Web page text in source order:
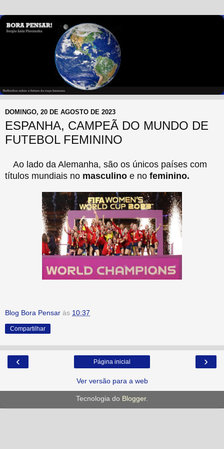
DOMINGO, 20 DE AGOSTO DE 2023
ESPANHA, CAMPEÃ DO MUNDO DE
FUTEBOL FEMININO
Ao lado da Alemanha, são os únicos países com
títulos mundiais no masculino e no feminino.
Blog Bora Pensar às 10:37
Compartilhar
‹ ›
Página inicial
Ver versão para a web
Tecnologia do Blogger.